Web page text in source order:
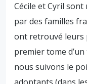
Cécile et Cyril
par des familles
ont retrouvé leurs
premier tome
nous suivons le